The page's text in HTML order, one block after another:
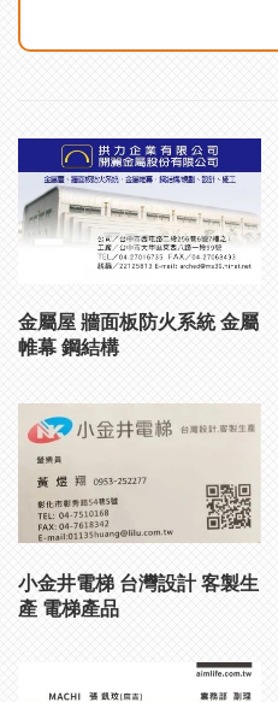
金屬屋 牆面板防火系統 金屬
帷幕 鋼結構
小金井電梯 台灣設計 客製生
產 電梯產品